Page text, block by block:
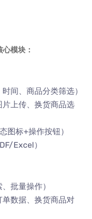
模块：
间、商品分类筛选）
上传、换货商品选
图标+操作按钮）
Excel）
批量操作）
数据、换货商品对